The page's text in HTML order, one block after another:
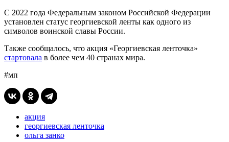
С 2022 года Федеральным законом Российской Федерации
установлен статус георгиевской ленты как одного из
символов воинской славы России.
Также сообщалось, что акция «Георгиевская ленточка»
стартовала в более чем 40 странах мира.
#мп
акция
георгиевская ленточка
ольга занко